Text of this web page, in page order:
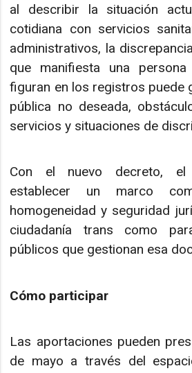
al describir la situación
cotidiana con servicios
administrativos, la
que manifiesta una
figuran en los registros puede
pública no deseada,
servicios y situaciones de
Con el nuevo decreto, el
establecer un marco
homogeneidad y seguridad
ciudadanía trans como
públicos que gestionan esa
Cómo participar
Las aportaciones pueden
de mayo a través del